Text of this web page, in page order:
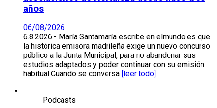
años
06/08/2026
6.8.2026.- María Santamaría escribe en elmundo.es que
la histórica emisora madrileña exige un nuevo concurso
público a la Junta Municipal, para no abandonar sus
estudios adaptados y poder continuar con su emisión
habitual.Cuando se conversa
[leer todo]
Podcasts